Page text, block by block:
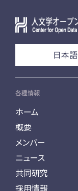
日本語
各種情報
ホーム
概要
メンバー
ニュース
共同研究
採用情報